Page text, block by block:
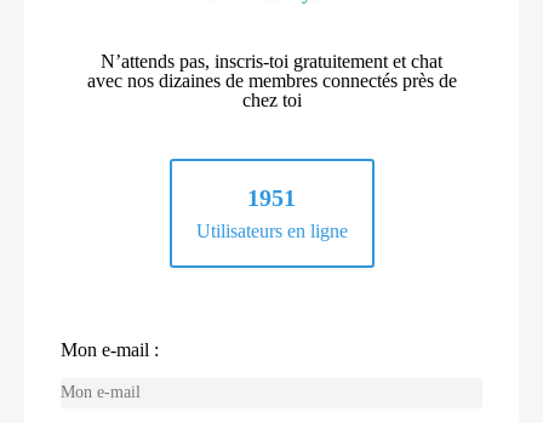
N’attends pas, inscris-toi gratuitement et chat
avec nos dizaines de membres connectés près de
chez toi
1951
Utilisateurs en ligne
Mon e-mail :